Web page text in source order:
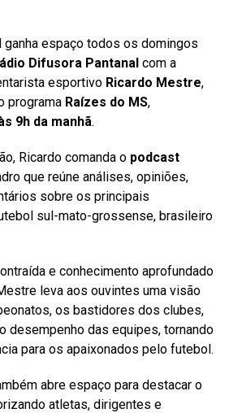
espaço todos os domingos
Difusora Pantanalcom a
esportivo Ricardo Mestre,
programa Raízes do MS,
9h da manhã.
Ricardo comanda o podcast
que reúne análises, opiniões,
sobre os principais
sul-mato-grossense, brasileiro
e conhecimento aprofundado
leva aos ouvintes uma visão
os bastidores dos clubes,
desempenho das equipes, tornando
para os apaixonados pelo futebol.
abre espaço para destacar o
atletas, dirigentes e